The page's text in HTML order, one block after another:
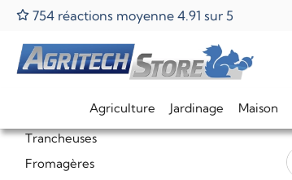
754 réactions moyenne 4.91 sur 5
Agriculture Jardinage Maison
Home La transformation des aliments
CATÉGORIES
Fumoirs Polyvalents
Trancheuses
Fromagères